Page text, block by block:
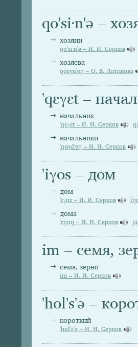
qo'si·n'ə –
хозяин
qo'si·n'ə – И. И. Серков
хозяева
qosyn'eŋ – О. В. Латикова
'qɛγɛt –
начальник
'qɛγɛt – И. И. Серков
начальники
'qɛŋd'eŋ – И. И. Серков
'iγos – дом
дом
'iγos – И. И. Серков
дома
'ɛŋoŋ – И. И. Серков
im – семя,
семя, зерно
im – И. И. Серков
'hol's'ə –
короткий
'hol's'ə – И. И. Серков